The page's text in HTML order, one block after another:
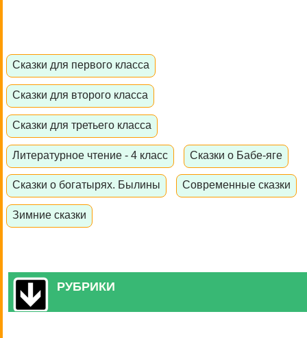
Сказки для первого класса
Сказки для второго класса
Сказки для третьего класса
Литературное чтение - 4 класс Сказки о Бабе-яге
Сказки о богатырях. Былины Современные сказки
Зимние сказки
РУБРИКИ